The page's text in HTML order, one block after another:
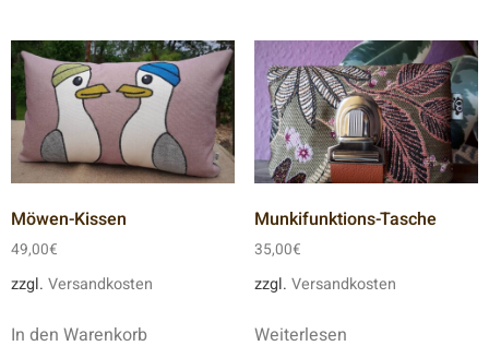
Möwen-Kissen
49,00€
zzgl. Versandkosten
In den Warenkorb
Munkifunktions-Tasche
35,00€
zzgl. Versandkosten
Weiterlesen